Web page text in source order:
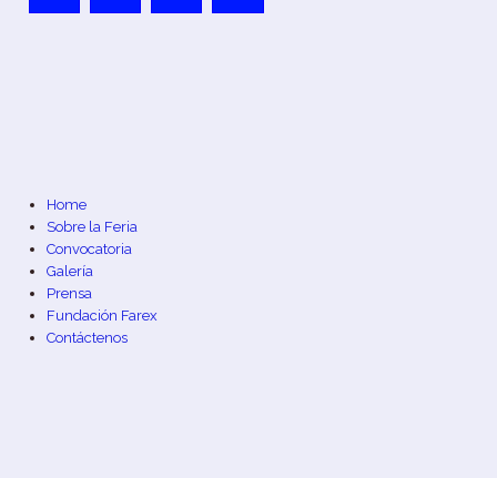
Home
Sobre la Feria
Convocatoria
Galería
Prensa
Fundación Farex
Contáctenos